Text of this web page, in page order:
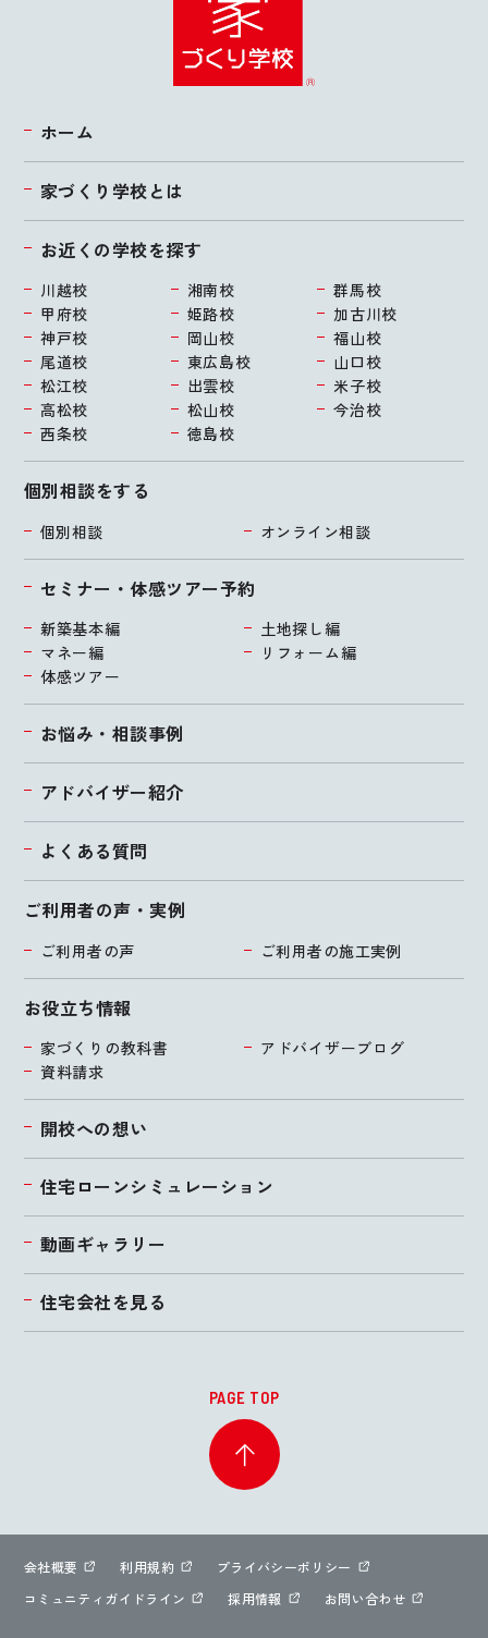
ホーム
家づくり学校とは
お悩み・相談事例
アドバイザー紹介
よくある質問
ご利用者の声・実例
ご利用者の声 ご利用者の施工実例
個別相談をする
個別相談 オンライン相談
セミナー・体感ツアー予約
新築基本編
土地探し編
マネー編
リフォーム編
体感ツアー
お近くの学校を探す
川越校 湘南校
群馬校
甲府校
姫路校
加古川校
神戸校
岡山校
福山校
尾道校
東広島校
山口校
松江校
出雲校
米子校
高松校
松山校
今治校
西条校
徳島校
お役立ち情報
家づくりの教科書
アドバイザーブログ
資料請求
開校への想い
住宅ローンシミュレーション
動画ギャラリー
住宅会社を見る
PAGE TOP
会社概要 利用規約
プライバシーポリシー
コミュニティガイドライン
採用情報 お問い合わせ